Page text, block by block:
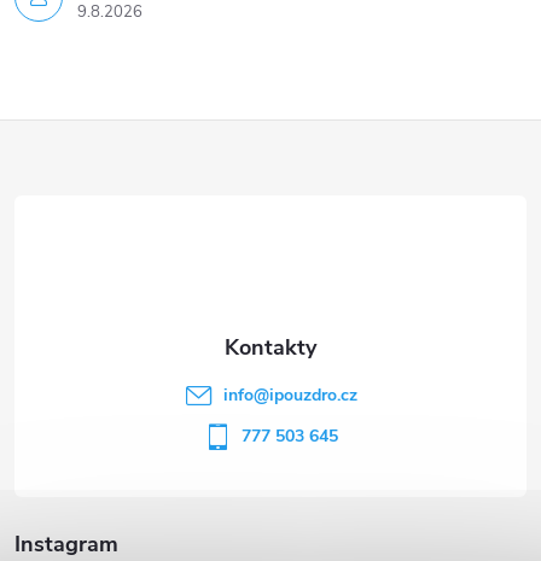
9.8.2026
Instagram
info@ipouzdro.cz
777 503 645